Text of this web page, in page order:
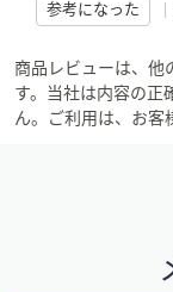
参考になった
|
商品レビューは、他
す。当社は内容の正
ん。ご利用は、お客